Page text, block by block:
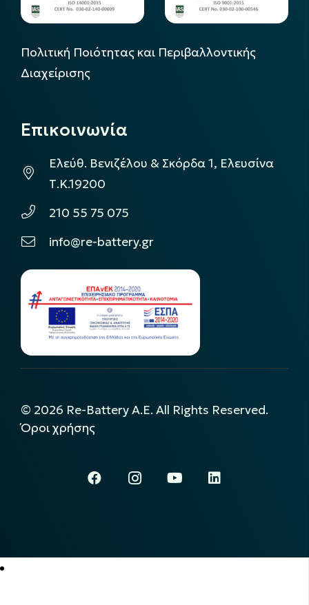
Πολιτική Ποιότητας και Περιβαλλοντικής
Διαχείρισης
Επικοινωνία
Ελεύθ. Βενιζέλου & Σκόρδα 1, Ελευσίνα
Τ.Κ.19200
210 55 75 075
info@re-battery.gr
© 2026 Re-Battery A.E. All Rights Reserved.
Όροι χρήσης